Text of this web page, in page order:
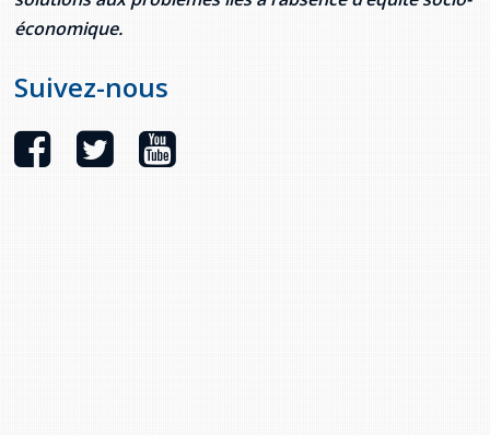
économique.
Suivez-nous